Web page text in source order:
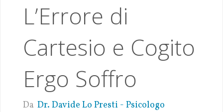
L’Errore di
Cartesio e Cogito
Ergo Soffro
Da Dr. Davide Lo Presti - Psicologo